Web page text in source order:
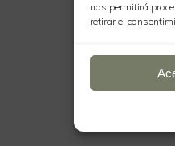
nos permitirá
retirar el